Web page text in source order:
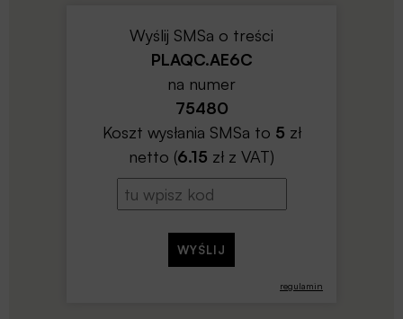
regulamin
Wyślij SMSa o treści
PLAQC.AE6C
na numer
75480
Koszt wysłania SMSa to 5 zł
netto (6.15 zł z VAT)